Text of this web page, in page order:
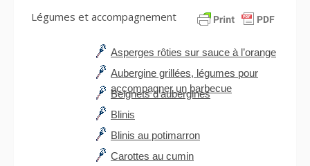
Légumes et accompagnement
Asperges rôties sur sauce à l’orange
Aubergine grillées, légumes pour
accompagner un barbecue
Beignets d’aubergines
Blinis
Blinis au potimarron
Carottes au cumin